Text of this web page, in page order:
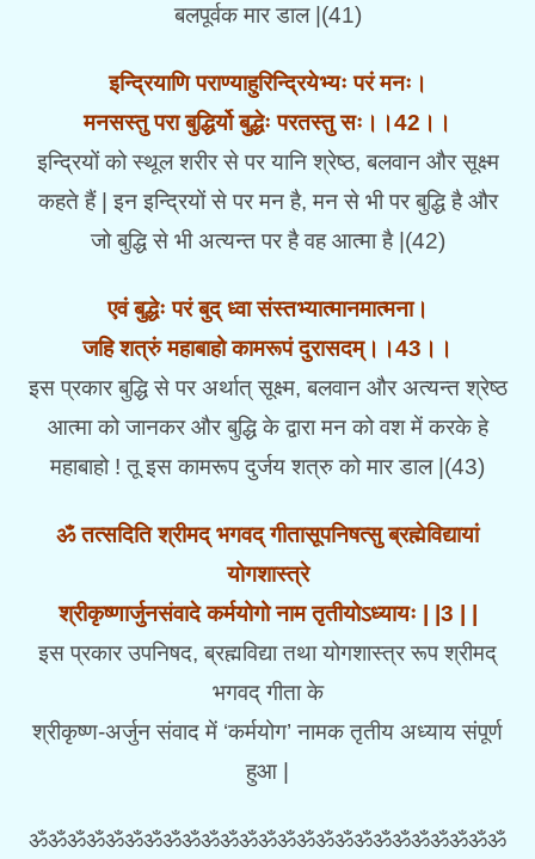
बलपूर्वक मार डाल |(41)
इन्द्रियाणि पराण्याहुरिन्द्रियेभ्यः परं मनः।
मनसस्तु परा बुद्धिर्यो बुद्धेः परतस्तु सः।।42।।
इन्द्रियों को स्थूल शरीर से पर यानि श्रेष्ठ, बलवान और सूक्ष्म
कहते हैं | इन इन्द्रियों से पर मन है, मन से भी पर बुद्धि है और
जो बुद्धि से भी अत्यन्त पर है वह आत्मा है |(42)
एवं बुद्धेः परं बुद् ध्वा संस्तभ्यात्मानमात्मना।
जहि शत्रुं महाबाहो कामरूपं दुरासदम्।।43।।
इस प्रकार बुद्धि से पर अर्थात् सूक्ष्म, बलवान और अत्यन्त श्रेष्ठ
आत्मा को जानकर और बुद्धि के द्वारा मन को वश में करके हे
महाबाहो ! तू इस कामरूप दुर्जय शत्रु को मार डाल |(43)
ॐ तत्सदिति श्रीमद् भगवद् गीतासूपनिषत्सु ब्रह्मेविद्यायां
योगशास्त्रे
श्रीकृष्णार्जुनसंवादे कर्मयोगो नाम तृतीयोऽध्यायः | |3 | |
इस प्रकार उपनिषद, ब्रह्मविद्या तथा योगशास्त्र रूप श्रीमद्
भगवद् गीता के
श्रीकृष्ण-अर्जुन संवाद में ‘कर्मयोग’ नामक तृतीय अध्याय संपूर्ण
हुआ |
ॐॐॐॐॐॐॐॐॐॐॐॐॐॐॐॐॐॐॐॐॐॐॐॐॐ